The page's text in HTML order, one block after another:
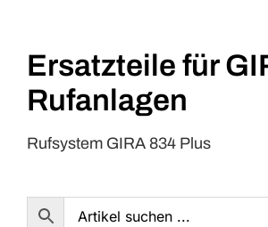
Telefone
Support
Ersatzteile für
Rufanlagen
Rufsystem GIRA 834 Plus